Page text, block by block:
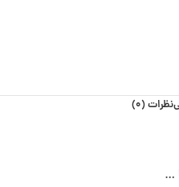
نظرات (0)
…